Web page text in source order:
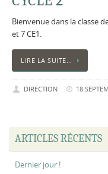
Bienvenue dans la classe
et 7 CE1.
LIRE LA SUITE…
DIRECTION 18
ARTICLES RÉCENTS
Dernier jour !